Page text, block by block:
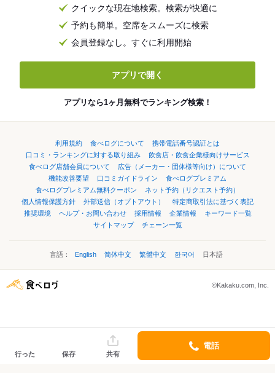
クイックな現在地検索。検索が快適に
予約も簡単。空席をスムーズに検索
会員登録なし。すぐに利用開始
アプリで開く
アプリなら1ヶ月無料でランキング検索！
利用規約 食べログについて
携帯電話番号認証とは
口コミ・ランキングに対する取り組み
飲食店・飲食企業様向けサービス
食べログ店舗会員について
広告（メーカー・団体様等向け）について
機能改善要望
口コミガイドライン
食べログプレミアム
食べログプレミアム無料クーポン
ネット予約（リクエスト予約）
個人情報保護方針
外部送信（オプトアウト）
特定商取引法に基づく表記
推奨環境
ヘルプ・お問い合わせ 採用情報 企業情報
キーワード一覧
サイトマップ
チェーン一覧
言語： English 简体中文 繁體中文 한국어 日本語
©Kakaku.com, Inc.
行った 保存 共有
電話